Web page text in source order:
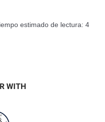
estimado de lectura: 4
WITH